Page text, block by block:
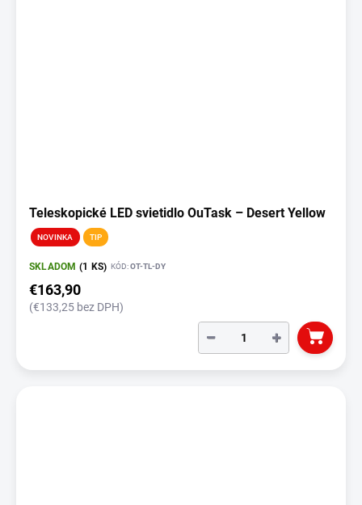
Teleskopické LED svietidlo OuTask – Desert Yellow
NOVINKA TIP
SKLADOM (1 KS) KÓD:OT-TL-DY
€163,90
(€133,25 bez DPH)
+
−